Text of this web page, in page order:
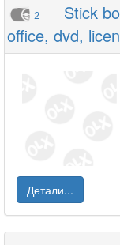
2
Stick
office, dvd,
Детали...